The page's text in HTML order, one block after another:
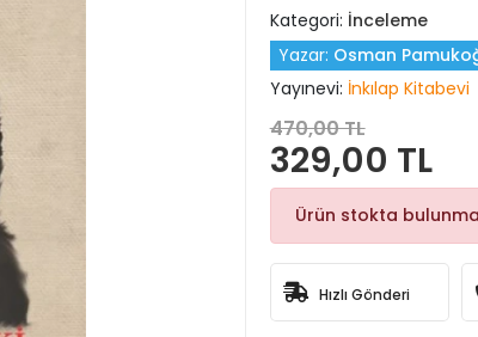
Kategori: İnceleme
Yazar: Osman
Yayınevi: İnkılap Kitabevi
470,00 TL
329,00 TL
Ürün stokta
Hızlı Gönderi